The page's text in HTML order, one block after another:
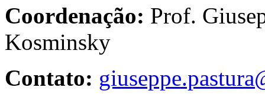
Coordenação: Prof.
Kosminsky
Contato: